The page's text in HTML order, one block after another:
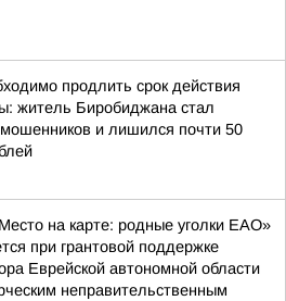
продлить срок действия
житель Биробиджана стал
и лишился почти 50
на карте: родные уголки ЕАО»
при грантовой поддержке
Еврейской автономной области
неправительственным